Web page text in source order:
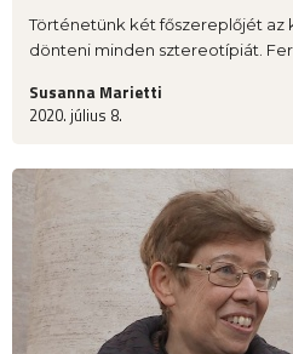
Történetünk két főszereplőjét az
dönteni minden sztereotípiát.
Susanna Marietti
2020. július 8.